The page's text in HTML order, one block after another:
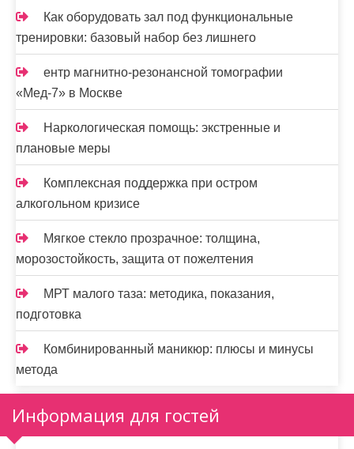
Как оборудовать зал под функциональные
тренировки: базовый набор без лишнего
ентр магнитно-резонансной томографии
«Мед-7» в Москве
Наркологическая помощь: экстренные и
плановые меры
Комплексная поддержка при остром
алкогольном кризисе
Мягкое стекло прозрачное: толщина,
морозостойкость, защита от пожелтения
МРТ малого таза: методика, показания,
подготовка
Комбинированный маникюр: плюсы и минусы
метода
Информация для гостей